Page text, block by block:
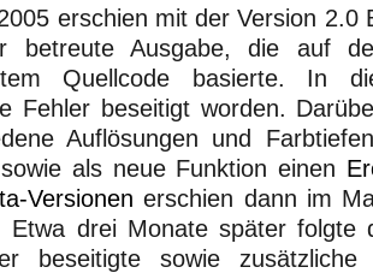
erschien mit der Version 2.0
betreute Ausgabe, die auf
Quellcode basierte. In
Fehler beseitigt worden.
Auflösungen und
als neue Funktion einen
Versionen erschien dann im
Etwa drei Monate später folgte
beseitigte sowie zusätzliche